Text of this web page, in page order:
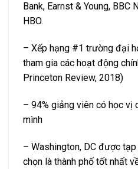
Bank, Earnst & Young,
HBO.
– Xếp hạng #1 trường đại
tham gia các hoạt động
Princeton Review, 2018)
– 94% giảng viên có học vị
mình
– Washington, DC được
chọn là thành phố tốt nhất